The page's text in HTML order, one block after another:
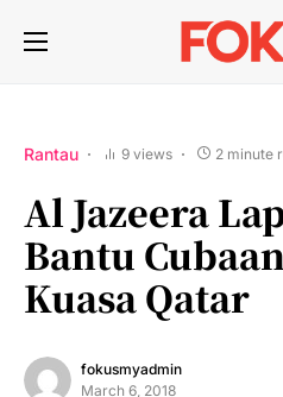
Rantau 9 views 2 minute
Al Jazeera
Bantu
Kuasa Qatar
fokusmyadmin
March 6, 2018